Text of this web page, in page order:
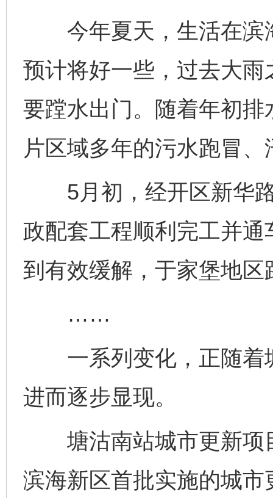
今年夏天，生活在滨
预计将好一些，过去大
要蹚水出门。随着年初
片区域多年的污水跑冒
5月初，经开区新华
政配套工程顺利完工并
到有效缓解，于家堡地
……
一系列变化，正随着
进而逐步显现。
塘沽南站城市更新项
滨海新区首批实施的城